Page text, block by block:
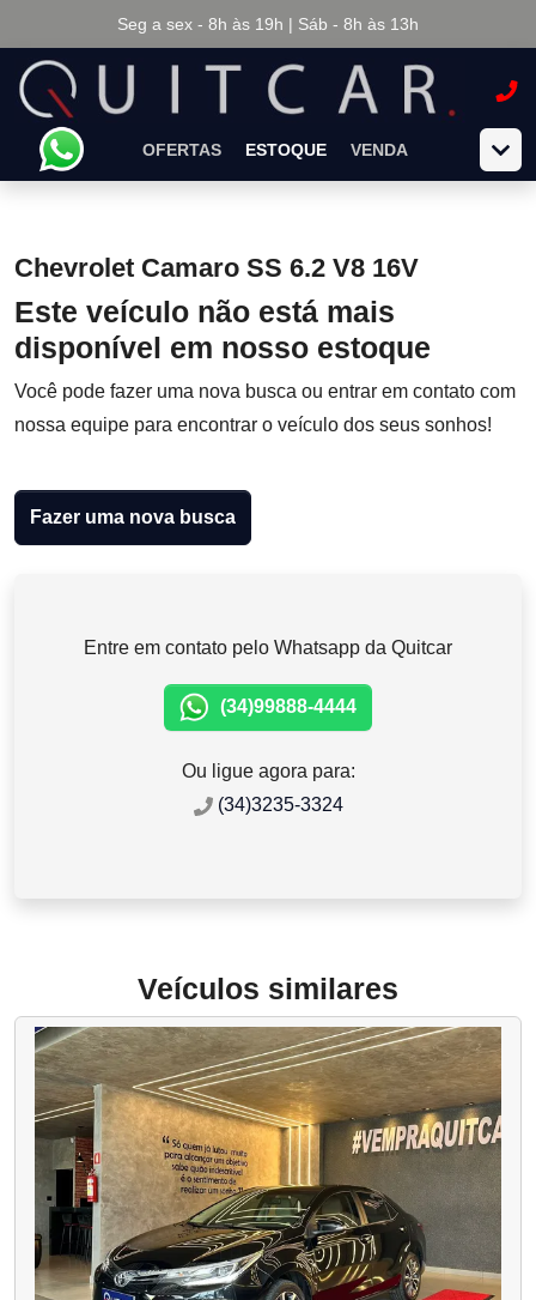
Seg a sex - 8h às 19h | Sáb - 8h às 13h
OFERTAS ESTOQUE VENDA
Chevrolet Camaro SS 6.2 V8 16V
Este veículo não está mais
disponível em nosso estoque
Você pode fazer uma nova busca ou entrar em contato com
nossa equipe para encontrar o veículo dos seus sonhos!
Fazer uma nova busca
Entre em contato pelo Whatsapp da Quitcar
(34)99888-4444
Ou ligue agora para:
(34)3235-3324
Veículos similares